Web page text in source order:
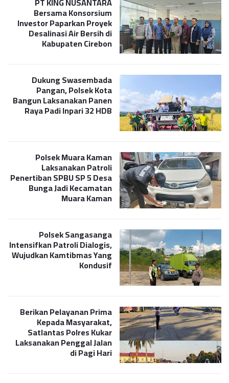
Bersama Konsorsium
Investor Paparkan Proyek
Desalinasi Air Bersih di
Kabupaten Cirebon
Dukung Swasembada
Pangan, Polsek Kota
Bangun Laksanakan Panen
Raya Padi Inpari 32 HDB
Polsek Muara Kaman
Laksanakan Patroli
Penertiban SPBU SP 5 Desa
Bunga Jadi Kecamatan
Muara Kaman
Polsek Sangasanga
Intensifkan Patroli Dialogis,
Wujudkan Kamtibmas Yang
Kondusif
Berikan Pelayanan Prima
Kepada Masyarakat,
Satlantas Polres Kukar
Laksanakan Penggal Jalan
di Pagi Hari